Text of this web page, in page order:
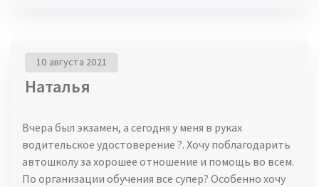
Наталья
10 августа 2021
Вчера был экзамен, а сегодня у меня в руках
водительское удостоверение ?. Хочу поблагодарить
автошколу за хорошее отношение и помощь во всем.
По организации обучения все супер? Особенно хочу